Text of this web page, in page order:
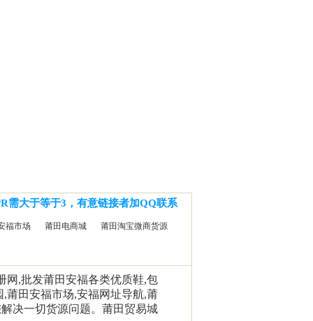
需大于等于3，有意链接者加QQ联系
福市场 莆田电商城 莆田淘宝微商货源
网,批发莆田安福各类优质鞋,包
莆田安福市场,安福网址导航,莆
决一切货源问题。莆田贸易城